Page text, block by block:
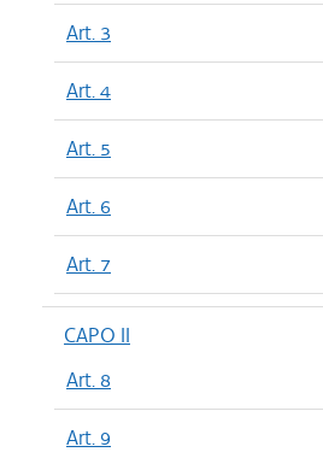
Art. 3
Art. 4
Art. 5
Art. 6
Art. 7
CAPO II
Art. 8
Art. 9